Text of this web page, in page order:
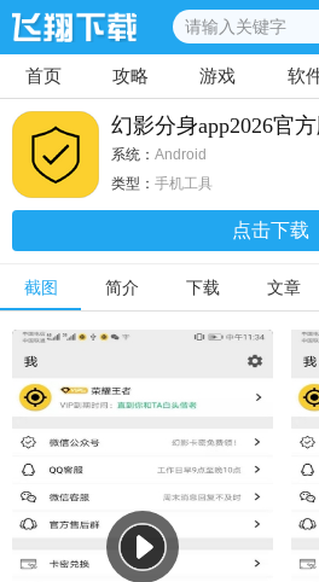
首页 攻略 游戏 软
幻影分身app2026官
系统： Android
类型： 手机工具
点击下载
截图 简介 下载 文章